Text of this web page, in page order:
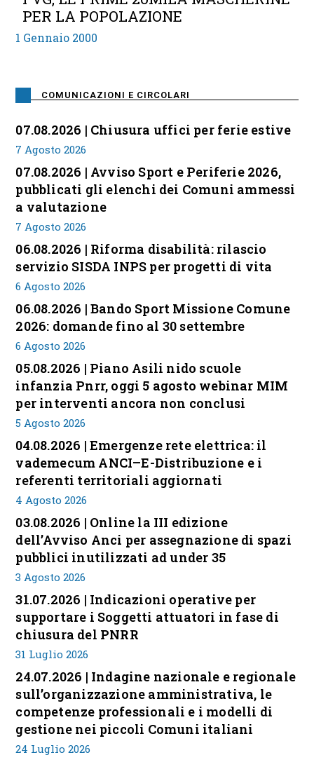
PER LA POPOLAZIONE
1 Gennaio 2000
COMUNICAZIONI E CIRCOLARI
07.08.2026 | Chiusura uffici per ferie estive
7 Agosto 2026
07.08.2026 | Avviso Sport e Periferie 2026,
pubblicati gli elenchi dei Comuni ammessi
a valutazione
7 Agosto 2026
06.08.2026 | Riforma disabilità: rilascio
servizio SISDA INPS per progetti di vita
6 Agosto 2026
06.08.2026 | Bando Sport Missione Comune
2026: domande fino al 30 settembre
6 Agosto 2026
05.08.2026 | Piano Asili nido scuole
infanzia Pnrr, oggi 5 agosto webinar MIM
per interventi ancora non conclusi
5 Agosto 2026
04.08.2026 | Emergenze rete elettrica: il
vademecum ANCI–E-Distribuzione e i
referenti territoriali aggiornati
4 Agosto 2026
03.08.2026 | Online la III edizione
dell’Avviso Anci per assegnazione di spazi
pubblici inutilizzati ad under 35
3 Agosto 2026
31.07.2026 | Indicazioni operative per
supportare i Soggetti attuatori in fase di
chiusura del PNRR
31 Luglio 2026
24.07.2026 | Indagine nazionale e regionale
sull’organizzazione amministrativa, le
competenze professionali e i modelli di
gestione nei piccoli Comuni italiani
24 Luglio 2026